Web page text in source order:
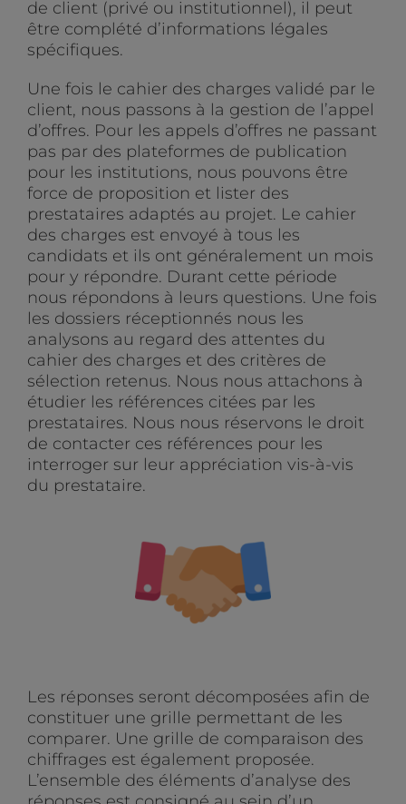
de client (privé ou institutionnel), il peut
être complété d’informations légales
spécifiques.
Une fois le cahier des charges validé par le
client, nous passons à la gestion de l’appel
d’offres. Pour les appels d’offres ne passant
pas par des plateformes de publication
pour les institutions, nous pouvons être
force de proposition et lister des
prestataires adaptés au projet. Le cahier
des charges est envoyé à tous les
candidats et ils ont généralement un mois
pour y répondre. Durant cette période
nous répondons à leurs questions. Une fois
les dossiers réceptionnés nous les
analysons au regard des attentes du
cahier des charges et des critères de
sélection retenus. Nous nous attachons à
étudier les références citées par les
prestataires. Nous nous réservons le droit
de contacter ces références pour les
interroger sur leur appréciation vis-à-vis
du prestataire.
Les réponses seront décomposées afin de
constituer une grille permettant de les
comparer. Une grille de comparaison des
chiffrages est également proposée.
L’ensemble des éléments d’analyse des